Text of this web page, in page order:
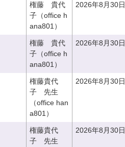
権藤 貴代
子（office h
ana801）
2026年8月30日
権藤 貴代
子（office h
ana801）
2026年8月30日
権藤貴代
子 先生
（office han
a801）
2026年8月30日
権藤貴代
子 先生
2026年8月30日